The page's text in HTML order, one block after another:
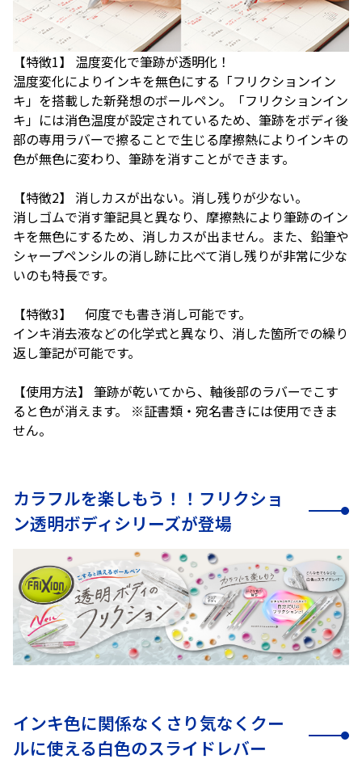
【特徴1】 温度変化で筆跡が透明化！
温度変化によりインキを無色にする「フリクションイン
キ」を搭載した新発想のボールペン。「フリクションイン
キ」には消色温度が設定されているため、筆跡をボディ後
部の専用ラバーで擦ることで生じる摩擦熱によりインキの
色が無色に変わり、筆跡を消すことができます。
【特徴2】 消しカスが出ない。消し残りが少ない。
消しゴムで消す筆記具と異なり、摩擦熱により筆跡のイン
キを無色にするため、消しカスが出ません。また、鉛筆や
シャープペンシルの消し跡に比べて消し残りが非常に少な
いのも特長です。
【特徴3】 何度でも書き消し可能です。
インキ消去液などの化学式と異なり、消した箇所での繰り
返し筆記が可能です。
【使用方法】 筆跡が乾いてから、軸後部のラバーでこす
ると色が消えます。 ※証書類・宛名書きには使用できま
せん。
カラフルを楽しもう！！フリクショ
ン透明ボディシリーズが登場
インキ色に関係なくさり気なくクー
ルに使える白色のスライドレバー